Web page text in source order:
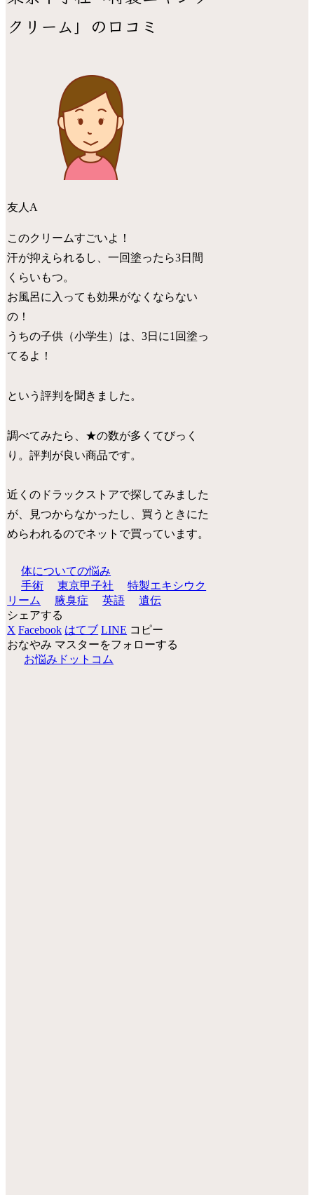
クリーム」の口コミ
友人A
このクリームすごいよ！
汗が抑えられるし、一回塗ったら3日間
くらいもつ。
お風呂に入っても効果がなくならない
の！
うちの子供（小学生）は、3日に1回塗っ
てるよ！
という評判を聞きました。
調べてみたら、★の数が多くてびっく
り。評判が良い商品です。
近くのドラックストアで探してみました
が、見つからなかったし、買うときにた
めらわれるのでネットで買っています。
体についての悩み
手術
東京甲子社
特製エキシウク
リーム
腋臭症 英語
遺伝
シェアする
X Facebook はてブ LINE コピー
おなやみ マスターをフォローする
お悩みドットコム